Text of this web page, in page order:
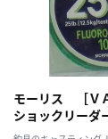
モーリス ［Ｖ
ショックリー
（７号）［フロ